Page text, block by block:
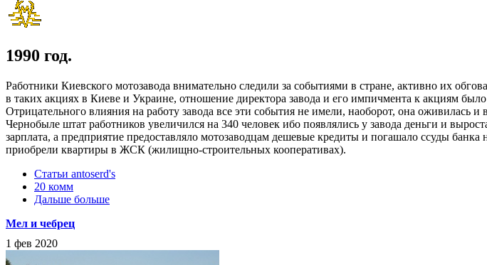
1990 год.
Работники Киевского мотозавода внимательно следили за событиями в стране, активно их
в таких акциях в Киеве и Украине, отношение директора завода и его импичмента к акциям
Отрицательного влияния на работу завода все эти события не имели, наоборот, она оживилась и
Чернобыле штат работников увеличился на 340 человек ибо появлялись у завода деньги и
зарплата, а предприятие предоставляло мотозаводцам дешевые кредиты и погашало ссуды банка
приобрели квартиры в ЖСК (жилищно-строительных кооперативах).
Статьи antoserd's
20 комм
Дальше больше
Мел и чебрец
1 фев 2020